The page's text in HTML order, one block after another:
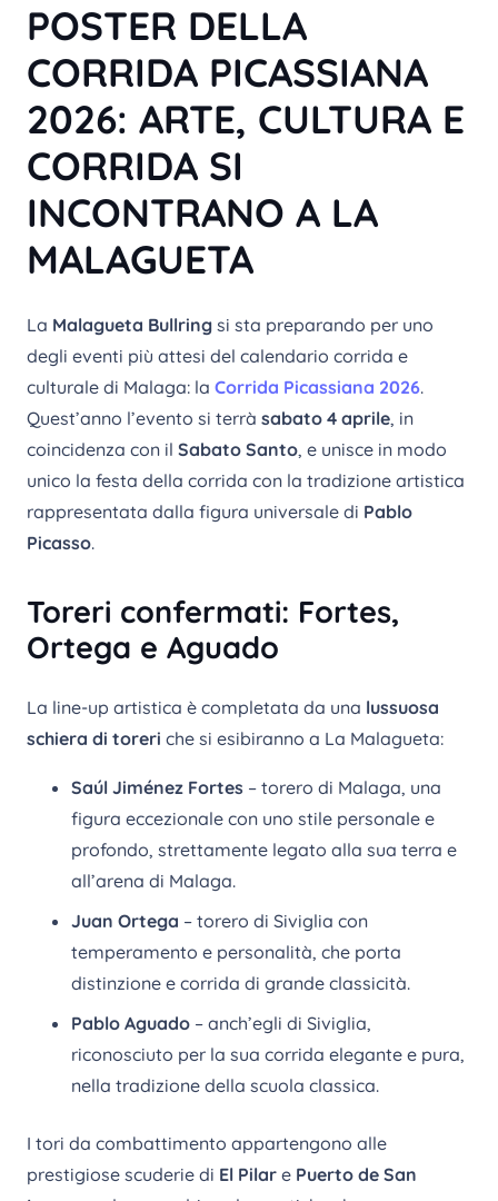
POSTER DELLA
CORRIDA PICASSIANA
2026: ARTE, CULTURA E
CORRIDA SI
INCONTRANO A LA
MALAGUETA
La Malagueta Bullring si sta preparando per uno
degli eventi più attesi del calendario corrida e
culturale di Malaga: la Corrida Picassiana 2026.
Quest’anno l’evento si terrà sabato 4 aprile, in
coincidenza con il Sabato Santo, e unisce in modo
unico la festa della corrida con la tradizione artistica
rappresentata dalla figura universale di Pablo
Picasso.
Toreri confermati: Fortes,
Ortega e Aguado
La line-up artistica è completata da una lussuosa
schiera di toreri che si esibiranno a La Malagueta:
Saúl Jiménez Fortes – torero di Malaga, una
figura eccezionale con uno stile personale e
profondo, strettamente legato alla sua terra e
all’arena di Malaga.
Juan Ortega – torero di Siviglia con
temperamento e personalità, che porta
distinzione e corrida di grande classicità.
Pablo Aguado – anch’egli di Siviglia,
riconosciuto per la sua corrida elegante e pura,
nella tradizione della scuola classica.
I tori da combattimento appartengono alle
prestigiose scuderie di El Pilar e Puerto de San